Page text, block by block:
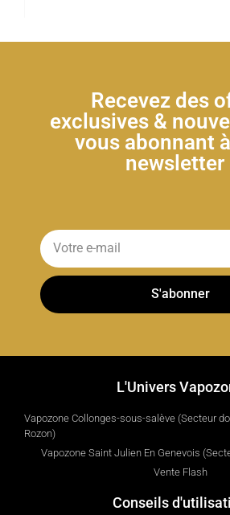
Recevez des
exclusives &
vous abonnant
newsletter
S'abonner
L'Univers
Vapozone Collonges-sous-salève (Secteur
Rozon)
Vapozone Saint Julien En Genevois
Vente Flash
Conseils